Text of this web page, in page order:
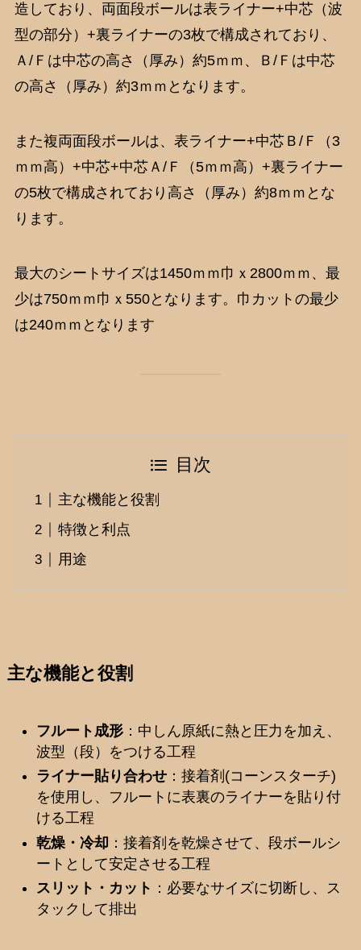
造しており、両面段ボールは表ライナー+中芯（波
型の部分）+裏ライナーの3枚で構成されており、
Ａ/Ｆは中芯の高さ（厚み）約5ｍｍ、Ｂ/Ｆは中芯
の高さ（厚み）約3ｍｍとなります。
また複両面段ボールは、表ライナー+中芯Ｂ/Ｆ（3
ｍｍ高）+中芯+中芯Ａ/Ｆ（5ｍｍ高）+裏ライナー
の5枚で構成されており高さ（厚み）約8ｍｍとな
ります。
最大のシートサイズは1450ｍｍ巾ｘ2800ｍｍ、最
少は750ｍｍ巾ｘ550となります。巾カットの最少
は240ｍｍとなります
目次
主な機能と役割
特徴と利点
用途
主な機能と役割
フルート成形：中しん原紙に熱と圧力を加え、
波型（段）をつける工程
ライナー貼り合わせ：接着剤(コーンスターチ)
を使用し、フルートに表裏のライナーを貼り付
ける工程
乾燥・冷却 ：接着剤を乾燥させて、段ボールシ
ートとして安定させる工程
スリット・カット ：必要なサイズに切断し、ス
タックして排出